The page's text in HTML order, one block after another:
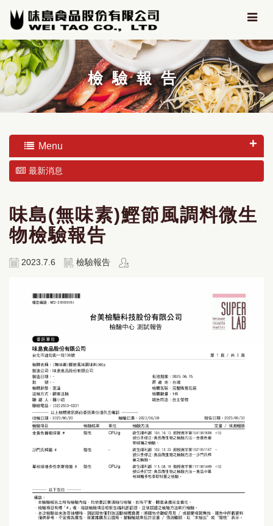
檢驗報告
Menu
最新消息
味島(無味素)鰹節風調料微生
物檢驗報告
2023.7.6 檢驗報告